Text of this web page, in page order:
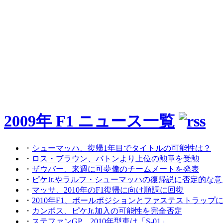
2009年 F1 ニュース一覧
・ シューマッハ、復帰1年目でタイトルの可能性は？
・ ロス・ブラウン、バトンより上位の勲章を受勲
・ ザウバー、来週に可夢偉のチームメートを発表
・ ピケJr.やラルフ・シューマッハの復帰説に否定的な
・ マッサ、2010年のF1復帰に向け順調に回復
・ 2010年F1、ポールポジションとファステストラップ
・ カンポス、ピケJr.加入の可能性を完全否定
・ ステファンGP、2010年型車は「S-01」